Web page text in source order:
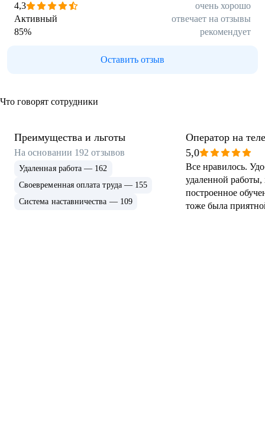
4,3
очень хорошо
Активный
отвечает на отзывы
85% рекомендует
Оставить отзыв
Что говорят сотрудники
Преимущества и льготы
На основании 192 отзывов
Удаленная работа — 162
Своевременная оплата труда — 155
Система наставничества — 109
Оператор на
5,0
Все нравилось.
удаленной
построенное
тоже была